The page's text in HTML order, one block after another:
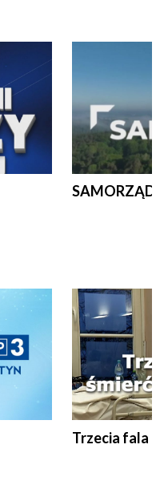
SAMORZĄD
Trzecia fala -